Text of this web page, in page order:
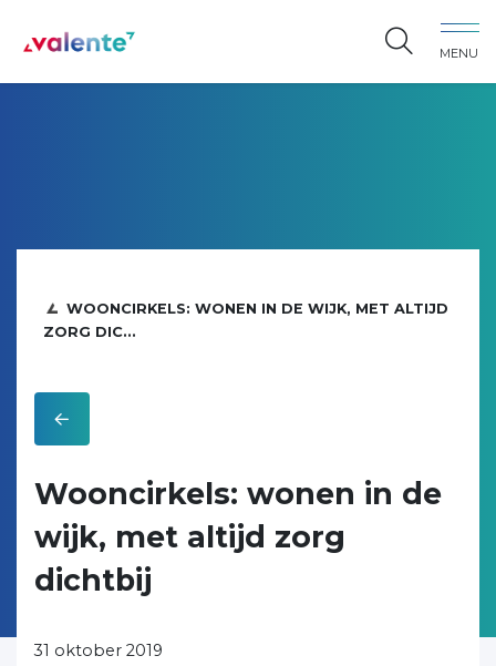
MENU
WOONCIRKELS: WONEN IN DE WIJK, MET ALTIJD
ZORG DIC...
Wooncirkels: wonen in de
wijk, met altijd zorg
dichtbij
31 oktober 2019